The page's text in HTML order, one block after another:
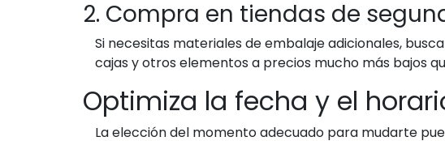
2. Compra en tiendas de
Si necesitas materiales de embalaje adicionales,
cajas y otros elementos a precios mucho más bajos
Optimiza la fecha y el
La elección del momento adecuado para mudarte